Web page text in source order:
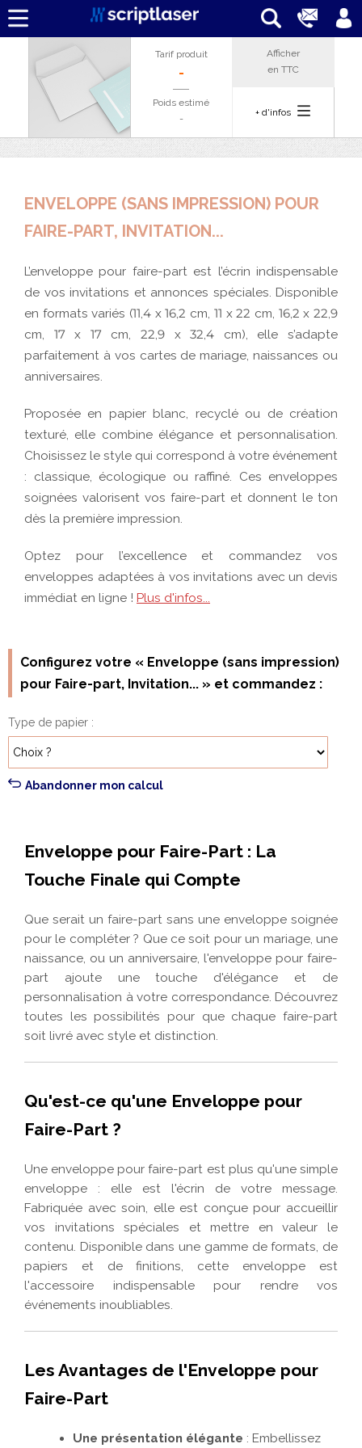
Tarif produit
-
Poids estimé
-
Afficher
en TTC
+ d'infos
Configurez votre « Enveloppe (sans impression)
pour Faire-part, Invitation... » et commandez :
Type de papier
Abandonner mon calcul